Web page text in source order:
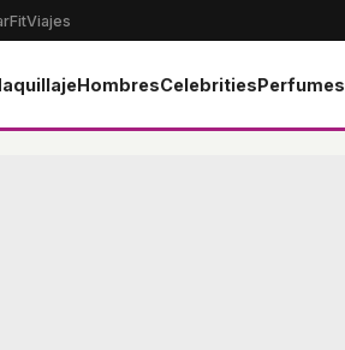
FitViajes
HombresCelebritiesPerfumes